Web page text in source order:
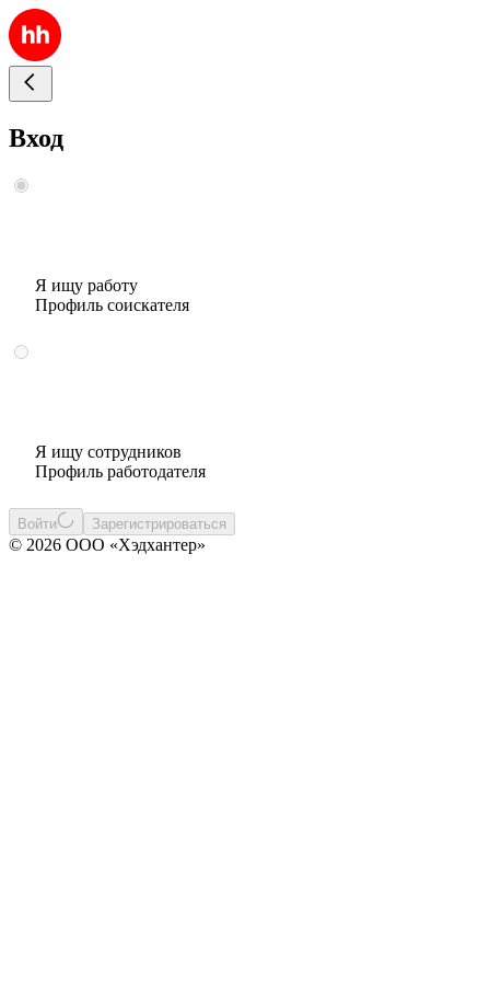
Вход
Я ищу работу
Профиль соискателя
Я ищу сотрудников
Профиль работодателя
Войти Зарегистрироваться
© 2026 ООО «Хэдхантер»